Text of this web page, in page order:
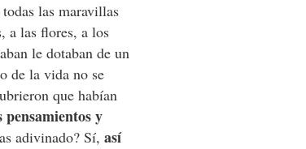
las maravillas
a las flores, a los
le dotaban de un
de la vida no se
que habían
y
adivinado? Sí,así